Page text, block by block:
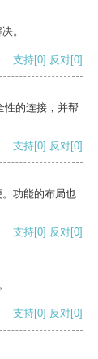
。
支持[0] 反对[0]
性的连接，并帮
支持[0] 反对[0]
功能的布局也
支持[0] 反对[0]
支持[0] 反对[0]